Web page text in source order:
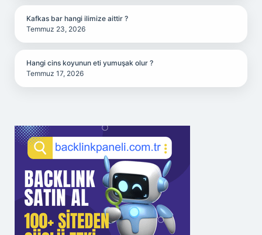
Kafkas bar hangi ilimize aittir ?
Temmuz 23, 2026
Hangi cins koyunun eti yumuşak olur ?
Temmuz 17, 2026